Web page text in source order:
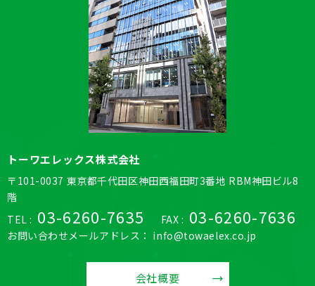
トーワエレックス株式会社
〒101-0037 東京都千代田区神田西福田町3番地 RBM神田ビル8
階
TEL : 03-6260-7635 FAX : 03-6260-7636
お問い合わせメールアドレス： info@towaelex.co.jp
会社概要